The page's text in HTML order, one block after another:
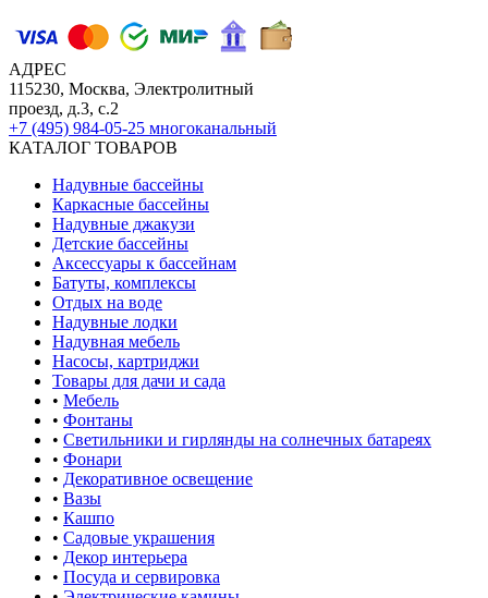
АДРЕС
115230, Москва, Электролитный
проезд, д.3, с.2
+7 (495) 984-05-25 многоканальный
КАТАЛОГ ТОВАРОВ
Надувные бассейны
Каркасные бассейны
Надувные джакузи
Детские бассейны
Аксессуары к бассейнам
Батуты, комплексы
Отдых на воде
Надувные лодки
Надувная мебель
Насосы, картриджи
Товары для дачи и сада
• Мебель
• Фонтаны
• Светильники и гирлянды на солнечных батареях
• Фонари
• Декоративное освещение
• Вазы
• Кашпо
• Садовые украшения
• Декор интерьера
• Посуда и сервировка